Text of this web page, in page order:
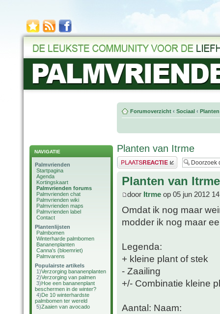
NAVIGATIE
Palmvrienden
Startpagina
Agenda
Kortingskaart
Palmvrienden forums
Palmvrienden chat
Palmvrienden wiki
Palmvrienden maps
Palmvrienden label
Contact
Plantenlijsten
Palmbomen
Winterharde palmbomen
Bananenplanten
Canna's (bloemriet)
Palmvarens
Populairste artikels
1)Verzorging bananenplanten
2)Verzorging van palmen
3)Hoe een bananenplant
beschermen in de winter?
4)De 10 winterhardste
palmbomen ter wereld
5)Zaaien van avocado
Forumoverzicht ‹ Sociaal ‹
Planten van Itrme
Plaats een reactie
Planten van Itrme
door Itrme op 05 jun 2012
Omdat ik nog maar
modder ik nog maar
Legenda:
+ kleine plant of stek
- Zaailing
+/- Combinatie kleine
Aantal: Naam: